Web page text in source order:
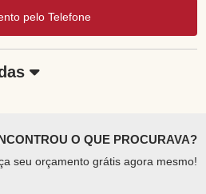
pelo Telefone
O QUE PROCURAVA?
seu orçamento grátis agora mesmo!